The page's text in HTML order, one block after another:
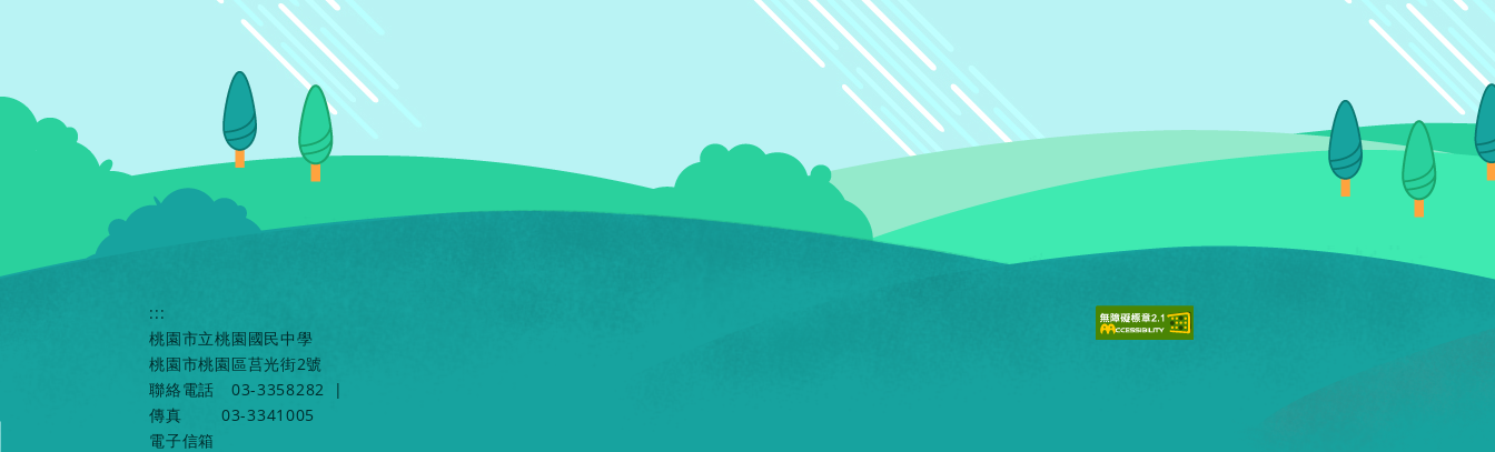
:::
桃園市立桃園國民中學
桃園市桃園區莒光街2號
聯絡電話
03-3358282
|
傳真
03-3341005
電子信箱